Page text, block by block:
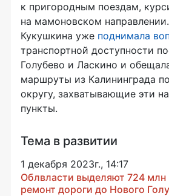
к пригородным поездам,
на мамоновском
Кукушкина уже поднимала
транспортной доступности
Голубево и Ласкино и
маршруты из Калининграда
округу, захватывающие эти
пункты.
Тема в развитии
1 декабря 2023г., 14:17
Облвласти выделяют 724 млн
ремонт дороги до Нового